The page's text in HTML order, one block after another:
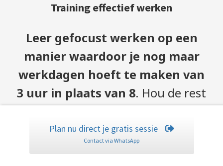
Training effectief werken
Leer gefocust werken op een
manier waardoor je nog maar
werkdagen hoeft te maken van
3 uur in plaats van 8. Hou de rest
van je inspanningen.
De training effectief werken leert
Plan nu direct je gratis sessie
Contact via WhatsApp